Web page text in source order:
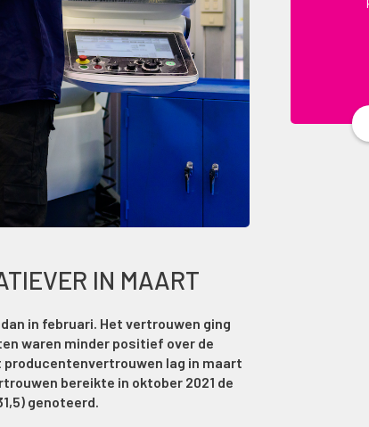
IN MAART
in februari. Het vertrouwen ging
waren minder positief over de
producentenvertrouwen lag in maart
bereikte in oktober 2021 de
genoteerd.